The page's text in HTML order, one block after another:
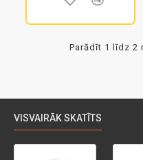
Parādīt 1 līdz 2
VISVAIRĀK SKATĪTS